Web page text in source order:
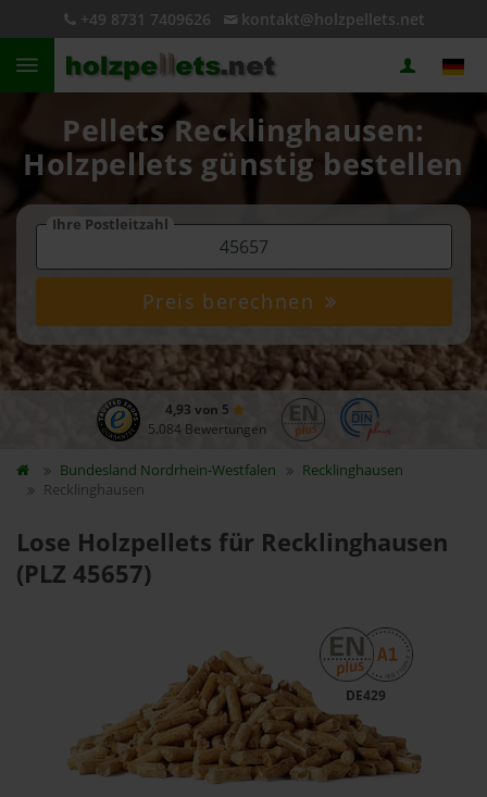
+49 8731 7409626 kontakt@holzpellets.net
Pellets Recklinghausen:
Holzpellets günstig bestellen
Ihre Postleitzahl
Preis berechnen
4,93 von 5
5.084 Bewertungen
Bundesland Nordrhein-Westfalen
Recklinghausen
Recklinghausen
Lose Holzpellets für Recklinghausen
(PLZ 45657)
DE429